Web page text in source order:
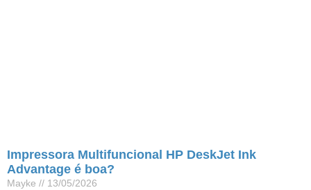
Impressora Multifuncional HP DeskJet Ink
Advantage é boa?
Mayke
13/05/2026